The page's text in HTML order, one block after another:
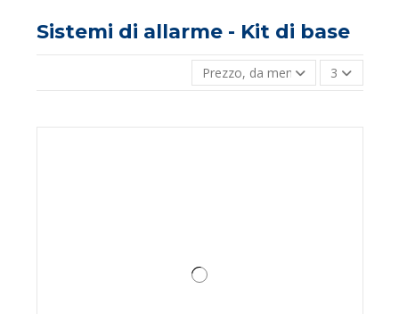
Sistemi di allarme - Kit di base
Prezzo, da meno caro a più caro
3